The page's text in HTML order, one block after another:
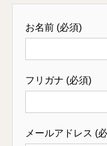
お名前 (必須)
フリガナ (必須)
メールアドレス (